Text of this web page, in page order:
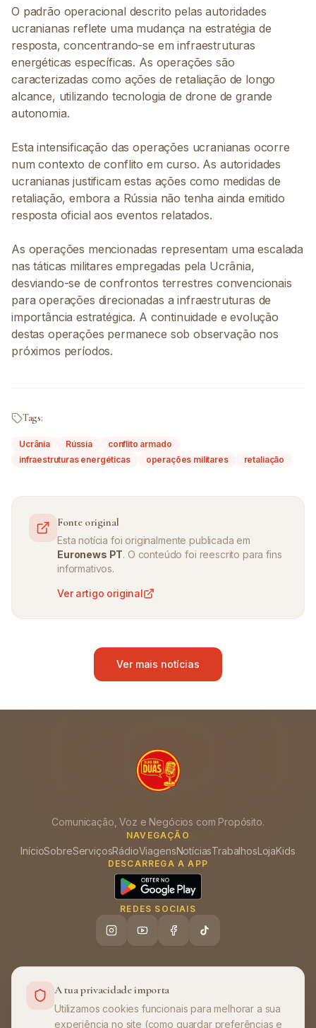
O padrão operacional descrito pelas autoridades
ucranianas reflete uma mudança na estratégia de
resposta, concentrando-se em infraestruturas
energéticas específicas. As operações são
caracterizadas como ações de retaliação de longo
alcance, utilizando tecnologia de drone de grande
autonomia.
Esta intensificação das operações ucranianas ocorre
num contexto de conflito em curso. As autoridades
ucranianas justificam estas ações como medidas de
retaliação, embora a Rússia não tenha ainda emitido
resposta oficial aos eventos relatados.
As operações mencionadas representam uma escalada
nas táticas militares empregadas pela Ucrânia,
desviando-se de confrontos terrestres convencionais
para operações direcionadas a infraestruturas de
importância estratégica. A continuidade e evolução
destas operações permanece sob observação nos
próximos períodos.
Tags:
Ucrânia Rússia
conflito armado
infraestruturas energéticas
operações militares retaliação
Fonte original
Esta notícia foi originalmente publicada em
Euronews PT. O conteúdo foi reescrito para fins
informativos.
Ver artigo original
Ver mais notícias
Comunicação, Voz e Negócios com Propósito.
NAVEGAÇÃO
InícioSobreServiçosRádioViagensNotíciasTrabalhosLojaKids
DESCARREGA A APP
REDES SOCIAIS
Ajuda (FAQ)•Política de Privacidade • Termos de Utilização
A tua privacidade importa
Utilizamos cookies funcionais para melhorar a sua
experiência no site (como guardar preferências e